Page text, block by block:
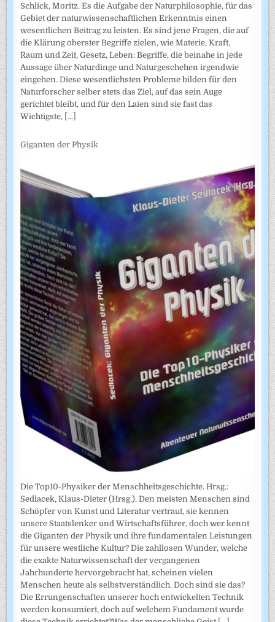
Schlick, Moritz. Es die Aufgabe der Naturphilosophie, für das
Gebiet der naturwissenschaftlichen Erkenntnis einen
wesentlichen Beitrag zu leisten. Es sind jene Fragen, die auf
die Klärung oberster Begriffe zielen, wie Materie, Kraft,
Raum und Zeit, Gesetz, Leben: Begriffe, die beinahe in jede
Aussage über Naturdinge und Naturgeschehen irgendwie
eingehen. Diese wesentlichsten Probleme bilden für den
Naturforscher selber stets das Ziel, auf das sein Auge
gerichtet bleibt, und für den Laien sind sie fast das
Wichtigste, [...]
Giganten der Physik
Die Top10-Physiker der Menschheitsgeschichte. Hrsg.:
Sedlacek, Klaus-Dieter (Hrsg.). Den meisten Menschen sind
Schöpfer von Kunst und Literatur vertraut, sie kennen
unsere Staatslenker und Wirtschaftsführer, doch wer kennt
die Giganten der Physik und ihre fundamentalen Leistungen
für unsere westliche Kultur? Die zahllosen Wunder, welche
die exakte Naturwissenschaft der vergangenen
Jahrhunderte hervorgebracht hat, scheinen vielen
Menschen heute als selbstverständlich. Doch sind sie das?
Die Errungenschaften unserer hoch entwickelten Technik
werden konsumiert, doch auf welchem Fundament wurde